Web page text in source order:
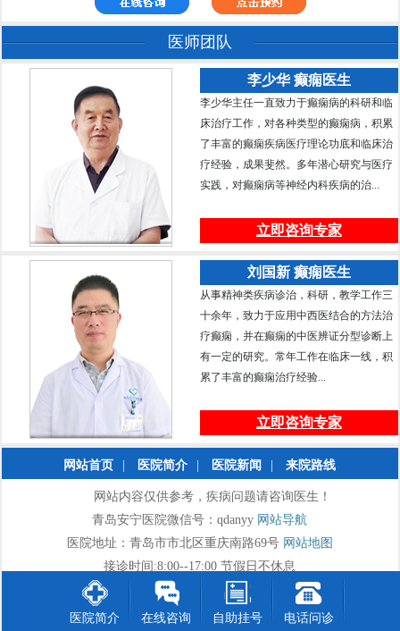
医师团队
李少华 癫痫医生
李少华主任一直致力于癫痫病的科研和临
床治疗工作，对各种类型的癫痫病，积累
了丰富的癫痫疾病医疗理论功底和临床治
疗经验，成果斐然。多年潜心研究与医疗
实践，对癫痫病等神经内科疾病的治...
立即咨询专家
刘国新 癫痫医生
从事精神类疾病诊治，科研，教学工作三
十余年，致力于应用中西医结合的方法治
疗癫痫，并在癫痫的中医辨证分型诊断上
有一定的研究。常年工作在临床一线，积
累了丰富的癫痫治疗经验...
立即咨询专家
网站首页 医院简介 医院新闻 来院路线
网站内容仅供参考，疾病问题请咨询医生！
青岛安宁医院微信号：qdanyy 网站导航
医院地址：青岛市市北区重庆南路69号 网站地图
接诊时间:8:00--17:00 节假日不休息
医院简介 在线咨询 自助挂号 电话问诊